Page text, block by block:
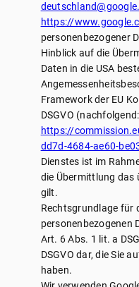
https://
personenbezogener
Hinblick auf die
Daten in die USA
Framework der EU
DSGVO
https://
dd7d-4684-ae60-
Dienstes ist im
die Übermittlung das
gilt.
Rechtsgrundlage für
personenbezogenen
Art. 6 Abs. 1 lit. a
DSGVO dar, die Sie
haben.